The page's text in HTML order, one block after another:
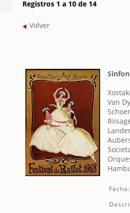
Registros 1 a 10 de 14
Volver
Van
Fecha: